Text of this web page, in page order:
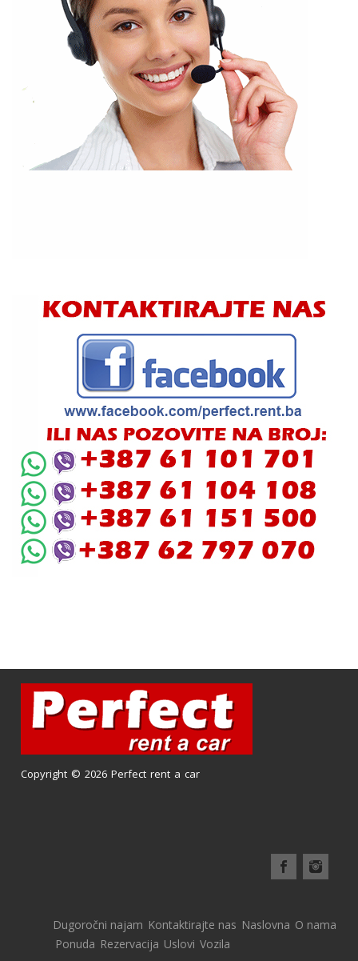
Copyright © 2026 Perfect rent a car
Dugoročni najam Kontaktirajte nas Naslovna O nama
Ponuda Rezervacija Uslovi Vozila